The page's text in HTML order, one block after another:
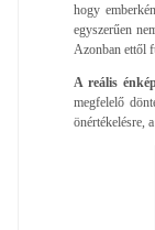
hogy
egyszerűen
Azonban ettől
A reális
megfelelő
önértékelésre,